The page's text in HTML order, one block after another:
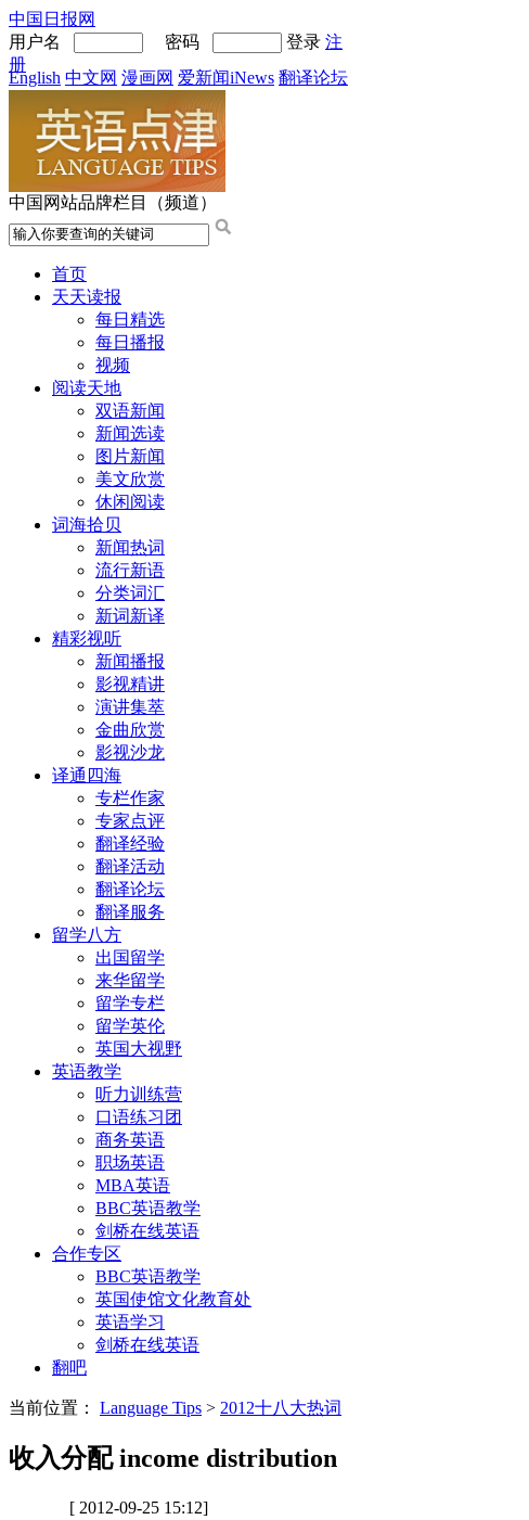
中国日报网
用户名
密码 登录 注
册
English 中文网 漫画网 爱新闻iNews 翻译论坛
中国网站品牌栏目（频道）
首页
天天读报
每日精选
每日播报
视频
阅读天地
双语新闻
新闻选读
图片新闻
美文欣赏
休闲阅读
词海拾贝
新闻热词
流行新语
分类词汇
新词新译
精彩视听
新闻播报
影视精讲
演讲集萃
金曲欣赏
影视沙龙
译通四海
专栏作家
专家点评
翻译经验
翻译活动
翻译论坛
翻译服务
留学八方
出国留学
来华留学
留学专栏
留学英伦
英国大视野
英语教学
听力训练营
口语练习团
商务英语
职场英语
MBA英语
BBC英语教学
剑桥在线英语
合作专区
BBC英语教学
英国使馆文化教育处
英语学习
剑桥在线英语
翻吧
当前位置： Language Tips > 2012十八大热词
收入分配 income distribution
[ 2012-09-25 15:12]